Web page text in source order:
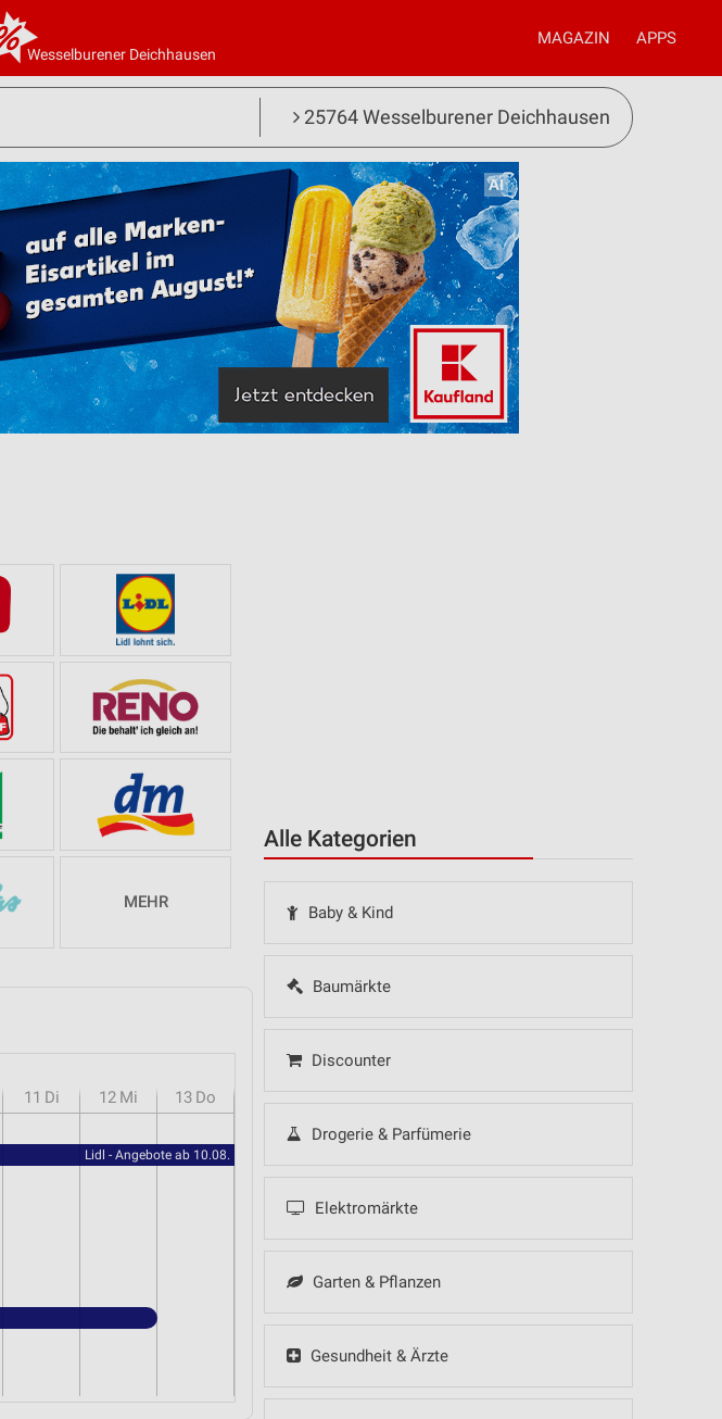
Wesselburener Deichhausen
MAGAZIN APPS
25764 Wesselburener Deichhausen
Alle Kategorien
Baby & Kind
Baumärkte
Discounter
Drogerie & Parfümerie
Elektromärkte
Garten & Pflanzen
Gesundheit & Ärzte
MEHR
11 Di 12 Mi 13 Do
Lidl - Angebote ab 10.08.